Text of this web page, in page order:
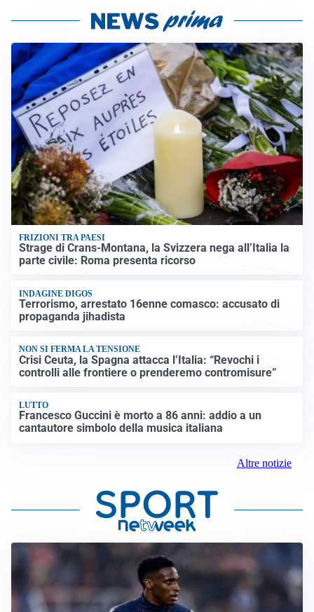
FRIZIONI TRA PAESI
Strage di Crans-Montana, la Svizzera nega all’Italia la
parte civile: Roma presenta ricorso
INDAGINE DIGOS
Terrorismo, arrestato 16enne comasco: accusato di
propaganda jihadista
NON SI FERMA LA TENSIONE
Crisi Ceuta, la Spagna attacca l’Italia: “Revochi i
controlli alle frontiere o prenderemo contromisure”
LUTTO
Francesco Guccini è morto a 86 anni: addio a un
cantautore simbolo della musica italiana
Altre notizie